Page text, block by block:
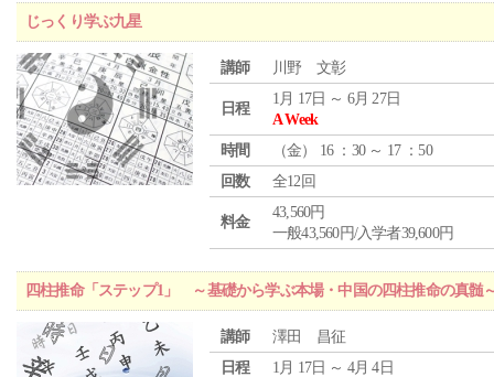
じっくり学ぶ九星
講師 川野 文彰
日程
1月 17日 ～ 6月 27日
A Week
時間
（金） 16 ：30 ～ 17 ：50
回数
全12回
料金
43,560円
一般43,560円/入学者39,600円
四柱推命「ステップ1」 ～基礎から学ぶ本場・中国の四柱推命の真髄
講師
澤田 昌征
日程
1月 17日 ～ 4月 4日